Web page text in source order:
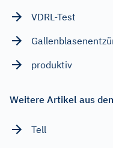
VDRL-Test
produktiv
Weitere Artikel aus
Tell